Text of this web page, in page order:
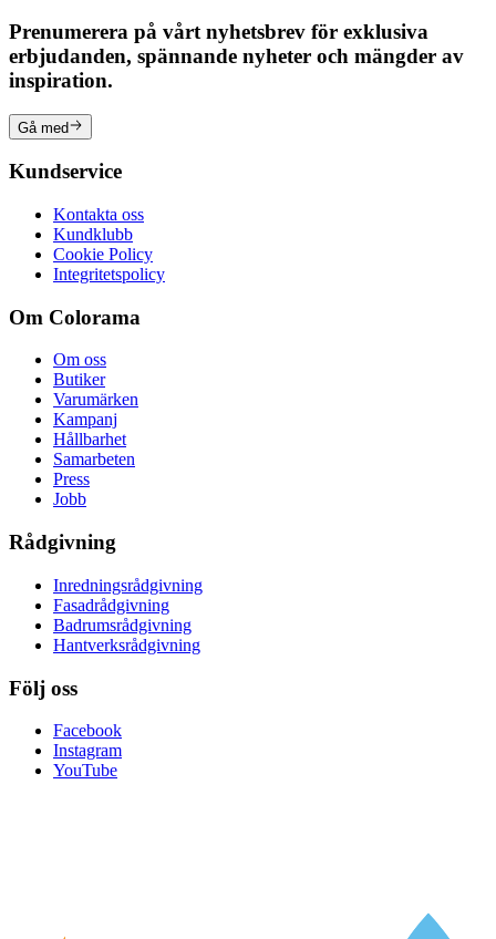
Prenumerera på vårt nyhetsbrev för exklusiva
erbjudanden, spännande nyheter och mängder av
inspiration.
Gå med
Kundservice
Kontakta oss
Kundklubb
Cookie Policy
Integritetspolicy
Om Colorama
Om oss
Butiker
Varumärken
Kampanj
Hållbarhet
Samarbeten
Press
Jobb
Rådgivning
Inredningsrådgivning
Fasadrådgivning
Badrumsrådgivning
Hantverksrådgivning
Följ oss
Facebook
Instagram
YouTube